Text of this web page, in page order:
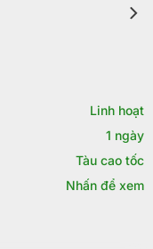
Linh hoạt
1 ngày
Tàu cao tốc
Nhấn để xem